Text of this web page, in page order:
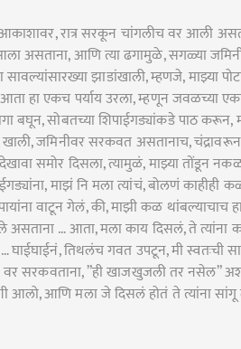
रात्र सरकून चांगलीच वर आली
असताना, आणि त्या ढगामुळे, सगळ्या
झाडांखाली, म्हणजे, माझ्या
हा एकच पर्याय उरला, म्हणून जवळच्या
बघून, सोबतच्या शिपाईगड्यांकडे पाठ करून,
जमिनीवर सरकवत असतानाच,
समोर दिसला, त्यामुळं, माझ्या तोंडून
माझं नि मला त्यांचं, बोलणं काहीही
वाटून गेलं, की, माझी कळ थांबल्याचाच
असताना … आता, मला काय दिसलं, ते त्यांना
घाईघाईनं, तिथलंच गवत उपटून, मी स्वतःची
सरकवताना, ”ही खाजखुजली तर नसेल”
आलो, आणि मला जे दिसलं होतं ते त्यांना